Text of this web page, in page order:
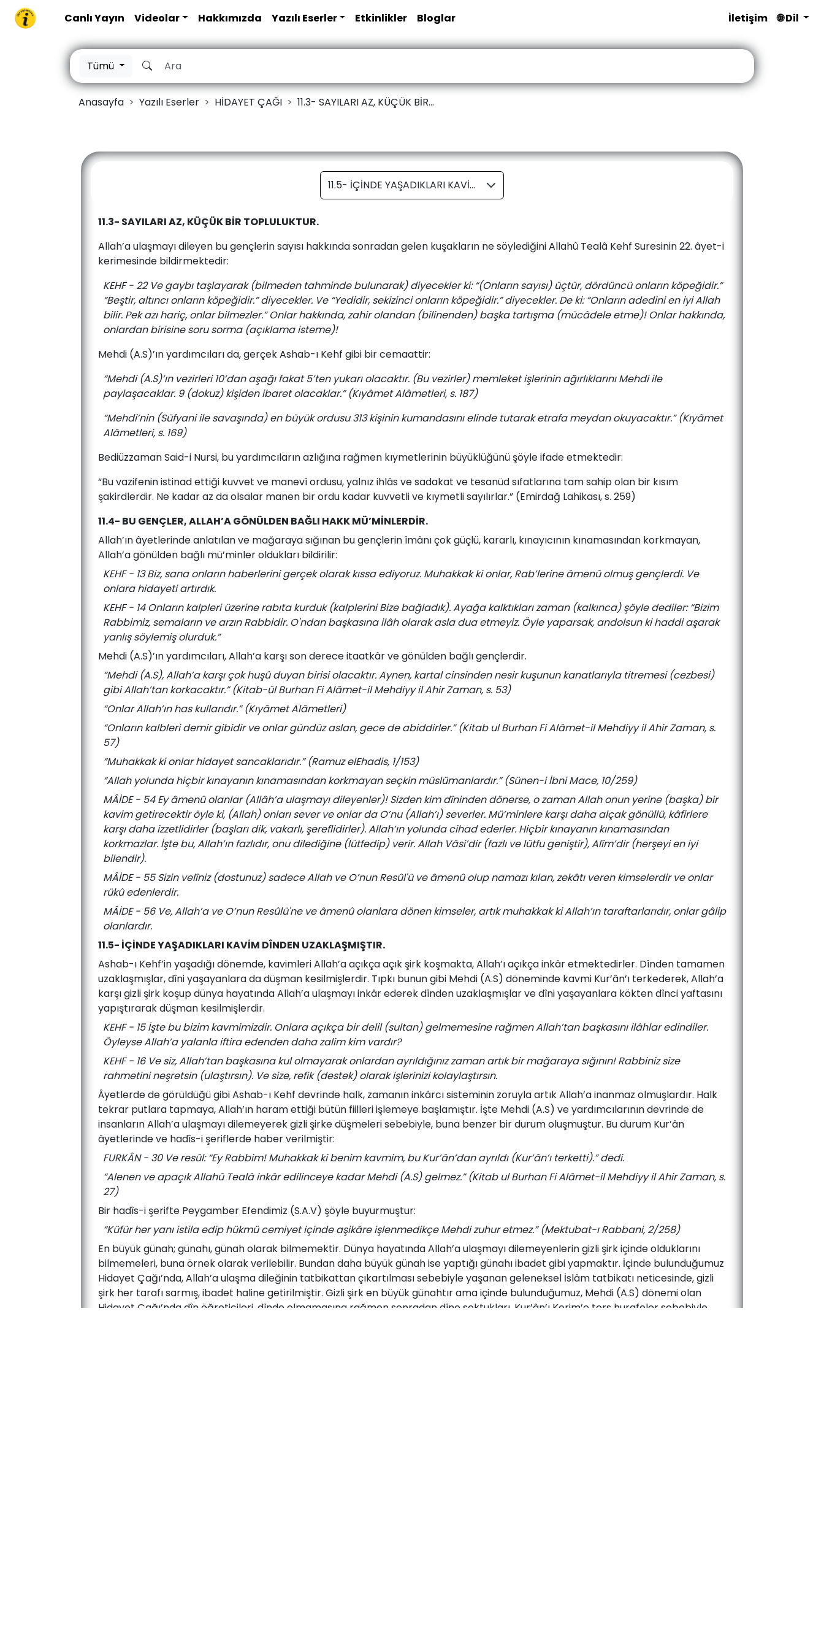
Canlı Yayın Videolar Hakkımızda Yazılı Eserler Etkinlikler Bloglar İletişim 🌐 Dil
Tümü
Anasayfa Yazılı Eserler HİDAYET ÇAĞI 11.3- SAYILARI AZ, KÜÇÜK BİR...
11.5- İÇİNDE YAŞADIKLARI KAVİM DÎNDEN UZAKLAŞMIŞTIR.
11.3- SAYILARI AZ, KÜÇÜK BİR TOPLULUKTUR.
Allah’a ulaşmayı dileyen bu gençlerin sayısı hakkında sonradan gelen kuşakların ne söylediğini Allahû Tealâ Kehf Suresinin 22. âyet-i
kerimesinde bildirmektedir:
KEHF - 22 Ve gaybı taşlayarak (bilmeden tahminde bulunarak) diyecekler ki: “(Onların sayısı) üçtür, dördüncü onların köpeğidir.”
“Beştir, altıncı onların köpeğidir.” diyecekler. Ve “Yedidir, sekizinci onların köpeğidir.” diyecekler. De ki: “Onların adedini en iyi Allah
bilir. Pek azı hariç, onlar bilmezler.” Onlar hakkında, zahir olandan (bilinenden) başka tartışma (mücâdele etme)! Onlar hakkında,
onlardan birisine soru sorma (açıklama isteme)!
Mehdi (A.S)’ın yardımcıları da, gerçek Ashab-ı Kehf gibi bir cemaattir:
“Mehdi (A.S)’ın vezirleri 10’dan aşağı fakat 5’ten yukarı olacaktır. (Bu vezirler) memleket işlerinin ağırlıklarını Mehdi ile
paylaşacaklar. 9 (dokuz) kişiden ibaret olacaklar.” (Kıyâmet Alâmetleri, s. 187)
“Mehdi’nin (Süfyani ile savaşında) en büyük ordusu 313 kişinin kumandasını elinde tutarak etrafa meydan okuyacaktır.” (Kıyâmet
Alâmetleri, s. 169)
Bediüzzaman Said-i Nursi, bu yardımcıların azlığına rağmen kıymetlerinin büyüklüğünü şöyle ifade etmektedir:
“Bu vazifenin istinad ettiği kuvvet ve manevî ordusu, yalnız ihlâs ve sadakat ve tesanüd sıfatlarına tam sahip olan bir kısım
şakirdlerdir. Ne kadar az da olsalar manen bir ordu kadar kuvvetli ve kıymetli sayılırlar.” (Emirdağ Lahikası, s. 259)
11.4- BU GENÇLER, ALLAH’A GÖNÜLDEN BAĞLI HAKK MÜ’MİNLERDİR.
Allah’ın âyetlerinde anlatılan ve mağaraya sığınan bu gençlerin îmânı çok güçlü, kararlı, kınayıcının kınamasından korkmayan,
Allah’a gönülden bağlı mü’minler oldukları bildirilir:
KEHF - 13 Biz, sana onların haberlerini gerçek olarak kıssa ediyoruz. Muhakkak ki onlar, Rab’lerine âmenû olmuş gençlerdi. Ve
onlara hidayeti artırdık.
KEHF - 14 Onların kalpleri üzerine rabıta kurduk (kalplerini Bize bağladık). Ayağa kalktıkları zaman (kalkınca) şöyle dediler: “Bizim
Rabbimiz, semaların ve arzın Rabbidir. O'ndan başkasına ilâh olarak asla dua etmeyiz. Öyle yaparsak, andolsun ki haddi aşarak
yanlış söylemiş olurduk.”
Mehdi (A.S)’ın yardımcıları, Allah’a karşı son derece itaatkâr ve gönülden bağlı gençlerdir.
“Mehdi (A.S), Allah’a karşı çok huşû duyan birisi olacaktır. Aynen, kartal cinsinden nesir kuşunun kanatlarıyla titremesi (cezbesi)
gibi Allah’tan korkacaktır.” (Kitab-ül Burhan Fi Alâmet-il Mehdiyy il Ahir Zaman, s. 53)
“Onlar Allah’ın has kullarıdır.” (Kıyâmet Alâmetleri)
“Onların kalbleri demir gibidir ve onlar gündüz aslan, gece de abiddirler.” (Kitab ul Burhan Fi Alâmet-il Mehdiyy il Ahir Zaman, s.
57)
“Muhakkak ki onlar hidayet sancaklarıdır.” (Ramuz elEhadis, 1/153)
“Allah yolunda hiçbir kınayanın kınamasından korkmayan seçkin müslümanlardır.” (Sünen-i İbni Mace, 10/259)
MÂİDE - 54 Ey âmenû olanlar (Allâh’a ulaşmayı dileyenler)! Sizden kim dîninden dönerse, o zaman Allah onun yerine (başka) bir
kavim getirecektir öyle ki, (Allah) onları sever ve onlar da O’nu (Allah’ı) severler. Mü’minlere karşı daha alçak gönüllü, kâfirlere
karşı daha izzetlidirler (başları dik, vakarlı, şereflidirler). Allah’ın yolunda cihad ederler. Hiçbir kınayanın kınamasından
korkmazlar. İşte bu, Allah’ın fazlıdır, onu dilediğine (lütfedip) verir. Allah Vâsi’dir (fazlı ve lütfu geniştir), Alîm’dir (herşeyi en iyi
bilendir).
MÂİDE - 55 Sizin velîniz (dostunuz) sadece Allah ve O’nun Resûl'ü ve âmenû olup namazı kılan, zekâtı veren kimselerdir ve onlar
rükû edenlerdir.
MÂİDE - 56 Ve, Allah’a ve O’nun Resûlü'ne ve âmenû olanlara dönen kimseler, artık muhakkak ki Allah’ın taraftarlarıdır, onlar gâlip
olanlardır.
11.5- İÇİNDE YAŞADIKLARI KAVİM DÎNDEN UZAKLAŞMIŞTIR.
Ashab-ı Kehf’in yaşadığı dönemde, kavimleri Allah’a açıkça açık şirk koşmakta, Allah’ı açıkça inkâr etmektedirler. Dînden tamamen
uzaklaşmışlar, dîni yaşayanlara da düşman kesilmişlerdir. Tıpkı bunun gibi Mehdi (A.S) döneminde kavmi Kur’ân’ı terkederek, Allah’a
karşı gizli şirk koşup dünya hayatında Allah’a ulaşmayı inkâr ederek dînden uzaklaşmışlar ve dîni yaşayanlara kökten dînci yaftasını
yapıştırarak düşman kesilmişlerdir.
KEHF - 15 İşte bu bizim kavmimizdir. Onlara açıkça bir delil (sultan) gelmemesine rağmen Allah’tan başkasını ilâhlar edindiler.
Öyleyse Allah’a yalanla iftira edenden daha zalim kim vardır?
KEHF - 16 Ve siz, Allah’tan başkasına kul olmayarak onlardan ayrıldığınız zaman artık bir mağaraya sığının! Rabbiniz size
rahmetini neşretsin (ulaştırsın). Ve size, refik (destek) olarak işlerinizi kolaylaştırsın.
Âyetlerde de görüldüğü gibi Ashab-ı Kehf devrinde halk, zamanın inkârcı sisteminin zoruyla artık Allah’a inanmaz olmuşlardır. Halk
tekrar putlara tapmaya, Allah’ın haram ettiği bütün fiilleri işlemeye başlamıştır. İşte Mehdi (A.S) ve yardımcılarının devrinde de
insanların Allah’a ulaşmayı dilemeyerek gizli şirke düşmeleri sebebiyle, buna benzer bir durum oluşmuştur. Bu durum Kur’ân
âyetlerinde ve hadîs-i şeriflerde haber verilmiştir:
FURKÂN - 30 Ve resûl: “Ey Rabbim! Muhakkak ki benim kavmim, bu Kur’ân’dan ayrıldı (Kur’ân’ı terketti).” dedi.
“Alenen ve apaçık Allahû Tealâ inkâr edilinceye kadar Mehdi (A.S) gelmez.” (Kitab ul Burhan Fi Alâmet-il Mehdiyy il Ahir Zaman, s.
27)
Bir hadîs-i şerifte Peygamber Efendimiz (S.A.V) şöyle buyurmuştur:
“Küfür her yanı istila edip hükmü cemiyet içinde aşikâre işlenmedikçe Mehdi zuhur etmez.” (Mektubat-ı Rabbani, 2/258)
En büyük günah; günahı, günah olarak bilmemektir. Dünya hayatında Allah’a ulaşmayı dilemeyenlerin gizli şirk içinde olduklarını
bilmemeleri, buna örnek olarak verilebilir. Bundan daha büyük günah ise yaptığı günahı ibadet gibi yapmaktır. İçinde bulunduğumuz
Hidayet Çağı’nda, Allah’a ulaşma dileğinin tatbikattan çıkartılması sebebiyle yaşanan geleneksel İslâm tatbikatı neticesinde, gizli
şirk her tarafı sarmış, ibadet haline getirilmiştir. Gizli şirk en büyük günahtır ama içinde bulunduğumuz, Mehdi (A.S) dönemi olan
Hidayet Çağı’nda dîn öğreticileri, dînde olmamasına rağmen sonradan dîne soktukları, Kur’ân’ı Kerim’e ters hurafeler sebebiyle